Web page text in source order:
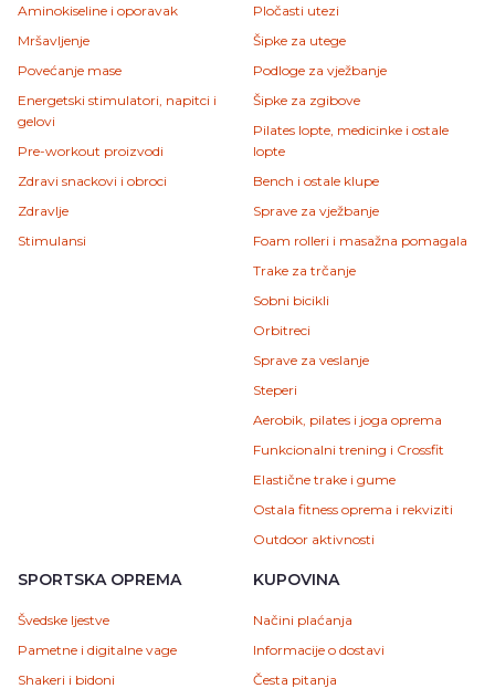
Aminokiseline i oporavak
Mršavljenje
Povećanje mase
Energetski stimulatori, napitci i
gelovi
Pre-workout proizvodi
Zdravi snackovi i obroci
Zdravlje
Stimulansi
Pločasti utezi
Šipke za utege
Podloge za vježbanje
Šipke za zgibove
Pilates lopte, medicinke i ostale
lopte
Bench i ostale klupe
Sprave za vježbanje
Foam rolleri i masažna pomagala
Trake za trčanje
Sobni bicikli
Orbitreci
Sprave za veslanje
Steperi
Aerobik, pilates i joga oprema
Funkcionalni trening i Crossfit
Elastične trake i gume
Ostala fitness oprema i rekviziti
Outdoor aktivnosti
SPORTSKA OPREMA
Švedske ljestve
Pametne i digitalne vage
Shakeri i bidoni
KUPOVINA
Načini plaćanja
Informacije o dostavi
Česta pitanja